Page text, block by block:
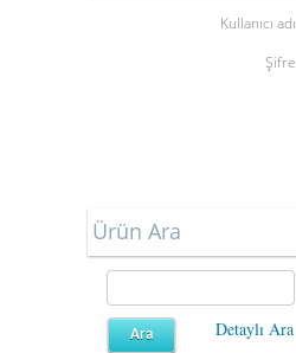
Kullanıcı adı
Şifre
Ürün Ara
Detaylı Ara